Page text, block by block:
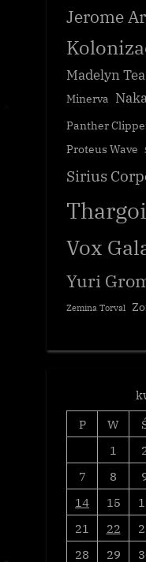
Jerome
Madelyn
Minerva
Panther
Proteus Wave
Sirius
Vox
Yuri
Zemina Torval
P
W
1
7
8
14
15
21
22
28
29